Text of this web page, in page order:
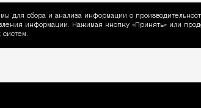
Cookie
для сбора и анализа информации о
информации. Нажимая кнопку «Принять» или
систем.